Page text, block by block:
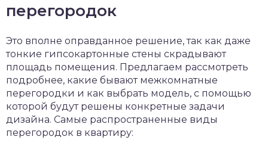
перегородок
Это вполне оправданное решение, так как даже
тонкие гипсокартонные стены скрадывают
площадь помещения. Предлагаем рассмотреть
подробнее, какие бывают межкомнатные
перегородки и как выбрать модель, с помощью
которой будут решены конкретные задачи
дизайна. Самые распространенные виды
перегородок в квартиру: